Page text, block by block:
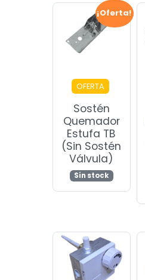
¡Oferta!
OFERTA
Sostén
Quemador
Estufa TB
(Sin Sostén
Válvula)
Sin stock